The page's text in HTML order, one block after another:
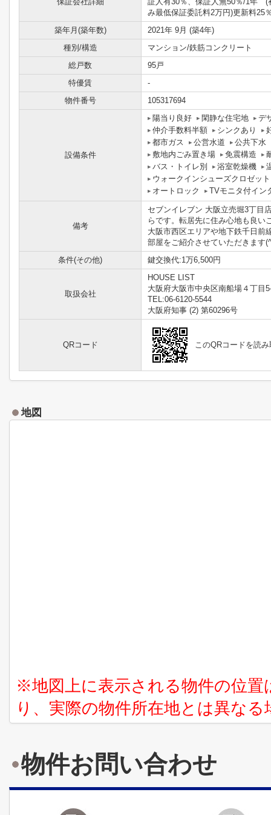
み最低保証委託料2万円)更新料25
築年月(築年数)
2021年 9月 (築4年)
種別/構造
マンション/鉄筋コンクリート
総戸数
95戸
特優賃
-
物件番号
105317694
設備条件
陽当り良好 閑静な住宅地
デ
仲介手数料半額
シンクあり
都市ガス
公営水道
公共下水
敷地内ごみ置き場
免震構造
バス・トイレ別
浴室乾燥機
ウォークインシューズクロゼット
オートロック
TVモニタ付イン
備考
セブンイレブン 大阪立売堀3丁目
らです。転居先に住み心地も良い
大阪市西区エリアや地下鉄千日前
部屋をご紹介させていただきます
条件(その他)
鍵交換代:1万6,500円
取扱会社
HOUSE LIST
大阪府大阪市中央区南船場４丁目
TEL:06-6120-5544
大阪府知事 (2) 第60296号
QRコード このQRコードを読
地図
※地図上に表示される物件の位
り、実際の物件所在地とは異な
物件お問い合わせ